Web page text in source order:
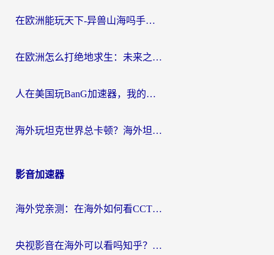
在欧洲能玩天下-异兽山海吗手游？海外玩家的加速器生存指南
在欧洲怎么打绝地求生：未来之役不卡？留学生亲测的加速器避坑指南
人在美国玩BanG加速器，我的延迟终于绿了
海外玩坦克世界总卡顿？海外坦克世界加速器有哪些？实测好用的选择在这里
影音加速器
海外党亲测：在海外如何看CCTV？告别“仅限大陆播放”的实用指南
央视影音在海外可以看吗知乎？留学生亲测：3步解决地域限制+追剧自由